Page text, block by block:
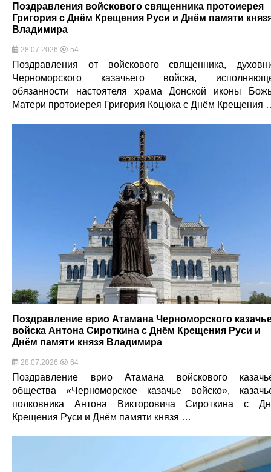
Поздравления войскового священника протоиерея
Григория с Днём Крещения Руси и Днём памяти
Владимира
28.07.2026 54
Поздравления от войскового священника,
Черноморского казачьего войска,
обязанности настоятеля храма Донской иконы
Матери протоиерея Григория Коцюка с Днём Крещения
Поздравление врио Атамана Черноморского
войска Антона Сироткина с Днём Крещения Руси и
Днём памяти князя Владимира
28.07.2026 64
Поздравление врио Атамана войскового
общества «Черноморское казачье войско»,
полковника Антона Викторовича Сироткина с
Крещения Руси и Днём памяти князя …